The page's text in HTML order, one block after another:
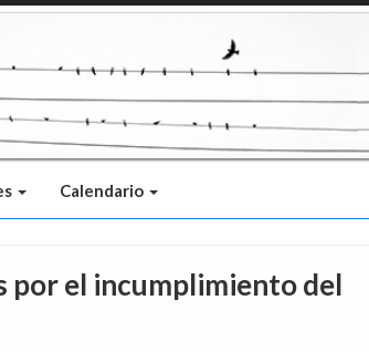
Calendario
por el incumplimiento del